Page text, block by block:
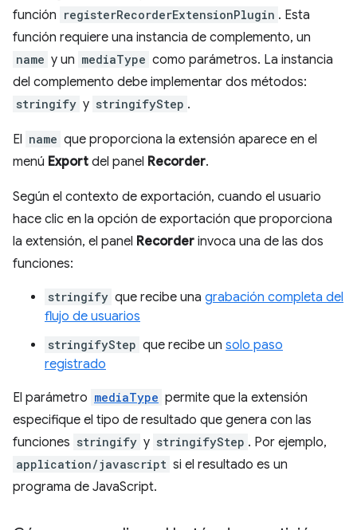
función registerRecorderExtensionPlugin . Esta
función requiere una instancia de complemento, un
name y un mediaType como parámetros. La instancia
del complemento debe implementar dos métodos:
stringify y stringifyStep .
El name que proporciona la extensión aparece en el
menú Export del panel Recorder.
Según el contexto de exportación, cuando el usuario
hace clic en la opción de exportación que proporciona
la extensión, el panel Recorder invoca una de las dos
funciones:
stringify que recibe una grabación completa del
flujo de usuarios
stringifyStep que recibe un solo paso
registrado
El parámetro mediaType permite que la extensión
especifique el tipo de resultado que genera con las
funciones stringify y stringifyStep . Por ejemplo,
application/javascript si el resultado es un
programa de JavaScript.